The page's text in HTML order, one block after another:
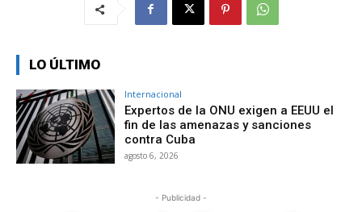
LO ÚLTIMO
Internacional
Expertos de la ONU exigen a EEUU el
fin de las amenazas y sanciones
contra Cuba
agosto 6, 2026
- Publicidad -